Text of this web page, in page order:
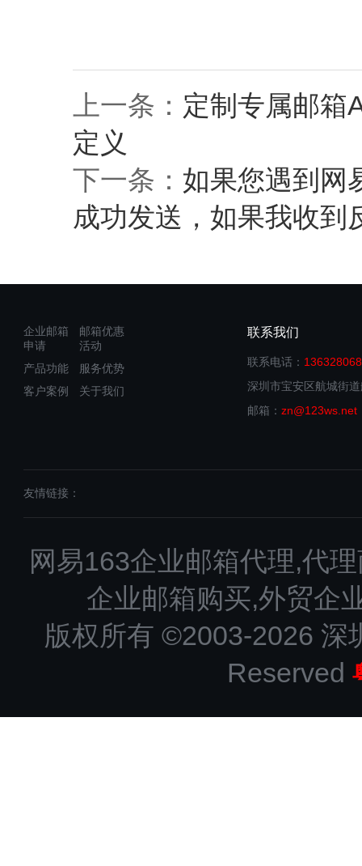
上一条： 定制专属邮箱
定义
下一条： 如果您遇到网
成功发送，如果我收到
企业邮箱
申请
邮箱优惠
活动
产品功能
服务优势
客户案例
关于我们
联系我们
联系电话：
深圳市宝安区航城街
邮箱： zn@123ws.net
友情链接：
网易163企业邮箱代理,代
企业邮箱购买,外贸企
版权所有 ©2003-2026 深
Reserved